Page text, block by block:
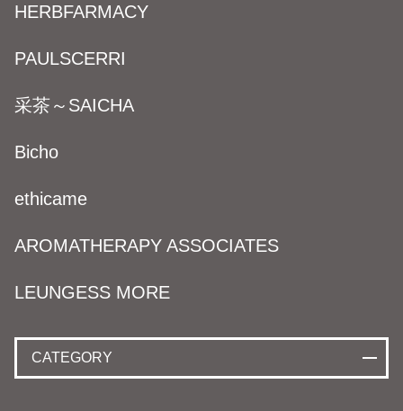
HERBFARMACY
PAULSCERRI
采茶～SAICHA
Bicho
ethicame
AROMATHERAPY ASSOCIATES
LEUNGESS MORE
CATEGORY